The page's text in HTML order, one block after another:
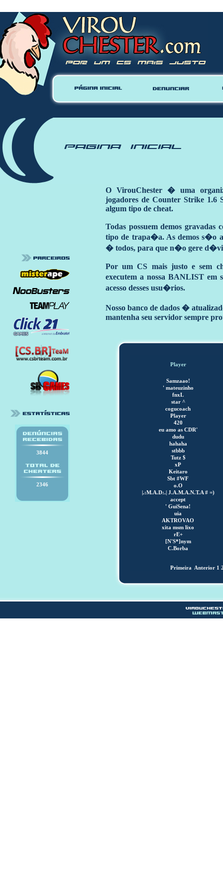
3844
2346
O VirouChester � uma
jogadores de Counter Strike 1.6
algum tipo de cheat.
Todas possuem demos gravadas
tipo de trapa�a. As demos s�o
� todos, para que n�o gere
Por um CS mais justo e sem
executem a nossa BANLIST
acesso desses usu�rios.
Nosso banco de dados �
mantenha seu servidor sempre
Player
Samzaao!
' mateuzinho
fnxL
star ^
cogucoach
Player
420
eu amo as CDR'
dudu
hahaha
stbbb
Tutz $
xP
Keitaro
Sbt #WF
o.O
|.:M.A.D:.| J.A.M.A.N.T.A # =)
accept
' GuiSena!
uia
AKTROVAO
xita msm lixo
rE+
[N'S*]nym
C.Borba
Primeira Anterior 1